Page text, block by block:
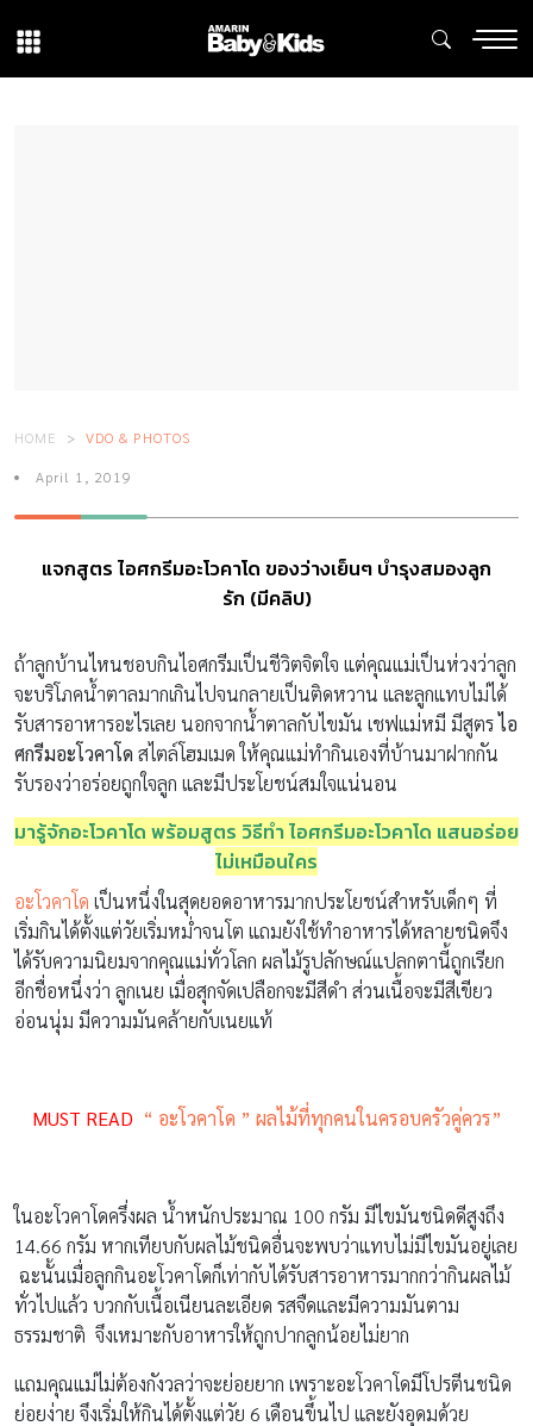
HOME VDO & PHOTOS
April 1, 2019
แจกสูตร ไอศกรีมอะโวคาโด ของว่างเย็นๆ บำรุงสมองลูก
รัก (มีคลิป)
ถ้าลูกบ้านไหนชอบกินไอศกรีมเป็นชีวิตจิตใจ แต่คุณแม่เป็นห่วงว่าลูก
จะบริโภคน้ำตาลมากเกินไปจนกลายเป็นติดหวาน และลูกแทบไม่ได้
รับสารอาหารอะไรเลย นอกจากน้ำตาลกับไขมัน เชฟแม่หมี มีสูตรไอ
ศกรีมอะโวคาโด สไตล์โฮมเมด ให้คุณแม่ทำกินเองที่บ้านมาฝากกัน
รับรองว่าอร่อยถูกใจลูก และมีประโยชน์สมใจแน่นอน
มารู้จักอะโวคาโด พร้อมสูตร วิธีทำ ไอศกรีมอะโวคาโด แสนอร่อย
ไม่เหมือนใคร
อะโวคาโด เป็นหนึ่งในสุดยอดอาหารมากประโยชน์สำหรับเด็กๆ ที่
เริ่มกินได้ตั้งแต่วัยเริ่มหม่ำจนโต แถมยังใช้ทำอาหารได้หลายชนิดจึง
ได้รับความนิยมจากคุณแม่ทั่วโลก ผลไม้รูปลักษณ์แปลกตานี้ถูกเรียก
อีกชื่อหนึ่งว่า ลูกเนย เมื่อสุกจัดเปลือกจะมีสีดำ ส่วนเนื้อจะมีสีเขียว
อ่อนนุ่ม มีความมันคล้ายกับเนยแท้
MUST READ “ อะโวคาโด ” ผลไม้ที่ทุกคนในครอบครัวคู่ควร”
ในอะโวคาโดครึ่งผล น้ำหนักประมาณ 100 กรัม มีไขมันชนิดดีสูงถึง
14.66 กรัม หากเทียบกับผลไม้ชนิดอื่นจะพบว่าแทบไม่มีไขมันอยู่เลย
ฉะนั้นเมื่อลูกกินอะโวคาโดก็เท่ากับได้รับสารอาหารมากกว่ากินผลไม้
ทั่วไปแล้ว บวกกับเนื้อเนียนละเอียด รสจืดและมีความมันตาม
ธรรมชาติ จึงเหมาะกับอาหารให้ถูกปากลูกน้อยไม่ยาก
แถมคุณแม่ไม่ต้องกังวลว่าจะย่อยยาก เพราะอะโวคาโดมีโปรตีนชนิด
ย่อยง่าย จึงเริ่มให้กินได้ตั้งแต่วัย 6 เดือนขึ้นไป และยังอุดมด้วย